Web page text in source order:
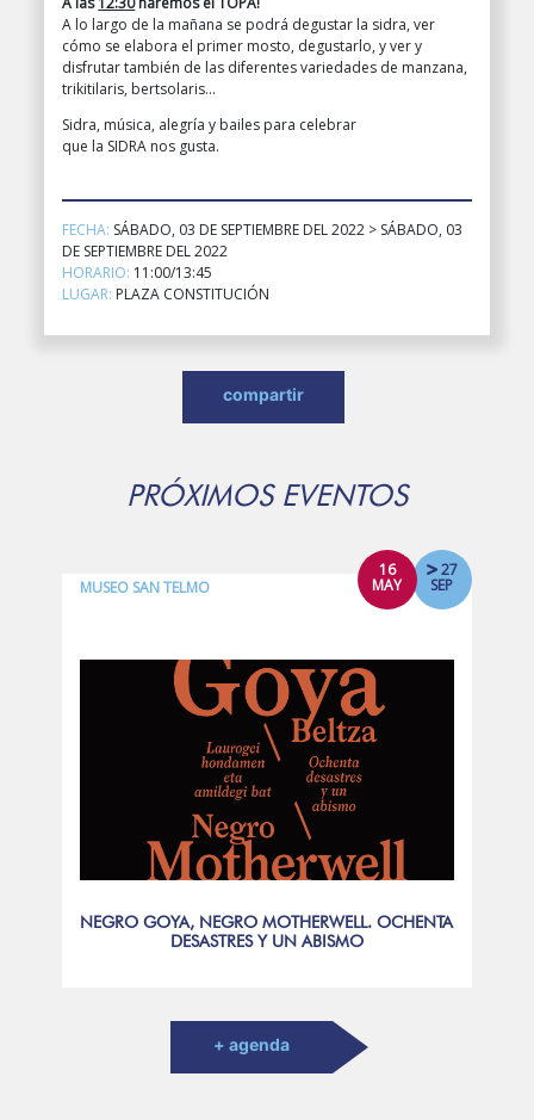
A lo largo de la mañana se podrá degustar la sidra, ver
cómo se elabora el primer mosto, degustarlo, y ver y
disfrutar también de las diferentes variedades de manzana,
trikitilaris, bertsolaris…
Sidra, música, alegría y bailes para celebrar
que la SIDRA nos gusta.
FECHA: SÁBADO, 03 DE SEPTIEMBRE DEL 2022 > SÁBADO, 03
DE SEPTIEMBRE DEL 2022
HORARIO: 11:00/13:45
LUGAR: PLAZA CONSTITUCIÓN
compartir
PRÓXIMOS EVENTOS
16
MAY
27
SEP
MUSEO SAN TELMO
NEGRO GOYA, NEGRO MOTHERWELL. OCHENTA
DESASTRES Y UN ABISMO
+ agenda